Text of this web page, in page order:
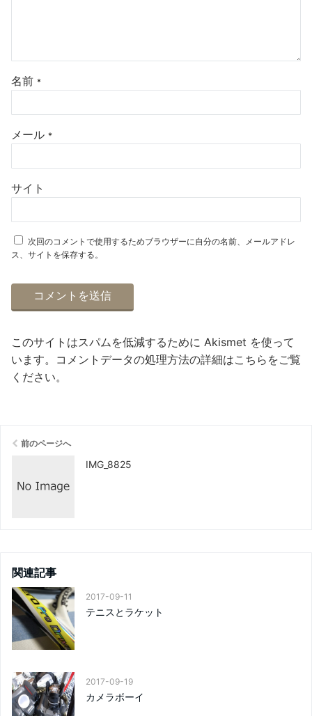
名前 *
メール *
サイト
次回のコメントで使用するためブラウザーに自分の名前、メールアドレ
ス、サイトを保存する。
このサイトはスパムを低減するために Akismet を使って
います。 コメントデータの処理方法の詳細はこちらをご覧
ください。
前のページへ
IMG_8825
関連記事
2017-09-11
テニスとラケット
2017-09-19
カメラボーイ